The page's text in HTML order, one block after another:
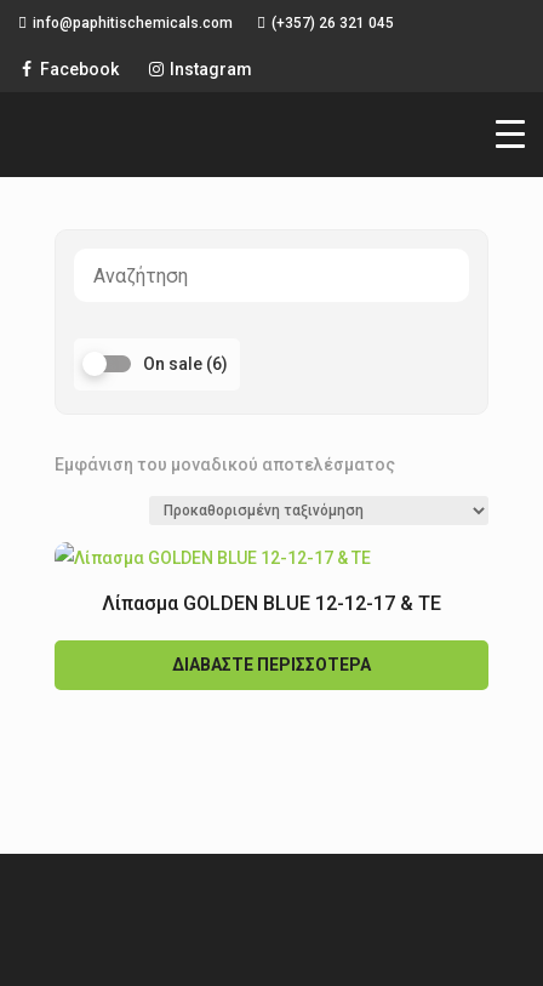
info@paphitischemicals.com (+357) 26 321 045
Facebook Instagram
ΔΩΡΕΑΝ ΠΑΓΚΥΠΡΙΑ
ΑΠΟΣΤΟΛΗ
On sale (6)
Εμφάνιση του μοναδικού αποτελέσματος
Λίπασμα GOLDEN BLUE 12-12-17 & ΤΕ
ΔΙΑΒΆΣΤΕ ΠΕΡΙΣΣΌΤΕΡΑ